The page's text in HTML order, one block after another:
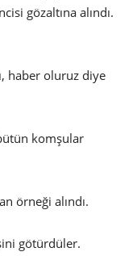
gözaltına alındı.
haber oluruz diye
komşular
örneği alındı.
götürdüler.